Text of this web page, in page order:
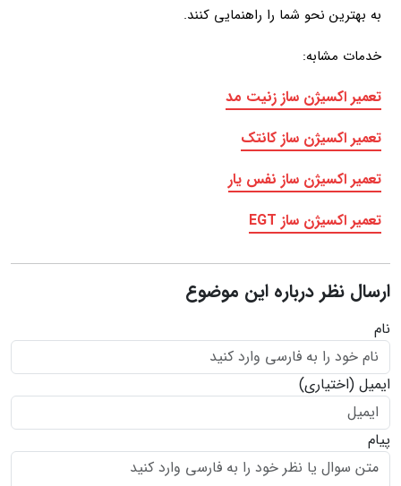
به بهترین نحو شما را راهنمایی کنند.
خدمات مشابه:
تعمیر اکسیژن ساز زنیت مد
تعمیر اکسیژن‌ ساز کانتک
تعمیر اکسیژن ساز نفس یار
تعمیر اکسیژن ساز EGT
ارسال نظر درباره این موضوع
نام
ایمیل (اختیاری)
پیام